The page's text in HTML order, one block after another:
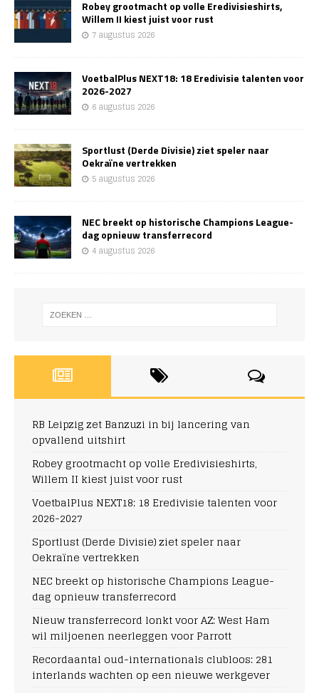
Robey grootmacht op volle Eredivisieshirts,
Willem II kiest juist voor rust
7 augustus 2026
VoetbalPlus NEXT18: 18 Eredivisie talenten voor
2026-2027
6 augustus 2026
Sportlust (Derde Divisie) ziet speler naar
Oekraïne vertrekken
5 augustus 2026
NEC breekt op historische Champions League-
dag opnieuw transferrecord
4 augustus 2026
RB Leipzig zet Banzuzi in bij lancering van
opvallend uitshirt
Robey grootmacht op volle Eredivisieshirts,
Willem II kiest juist voor rust
VoetbalPlus NEXT18: 18 Eredivisie talenten voor
2026-2027
Sportlust (Derde Divisie) ziet speler naar
Oekraïne vertrekken
NEC breekt op historische Champions League-
dag opnieuw transferrecord
Nieuw transferrecord lonkt voor AZ: West Ham
wil miljoenen neerleggen voor Parrott
Recordaantal oud-internationals clubloos: 281
interlands wachten op een nieuwe werkgever